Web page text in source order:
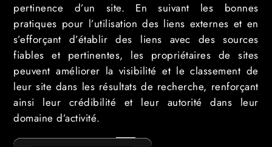
pertinence d’un site. En suivant les bonnes
pratiques pour l’utilisation des liens externes et en
s’efforçant d’établir des liens avec des sources
fiables et pertinentes, les propriétaires de sites
peuvent améliorer la visibilité et le classement de
leur site dans les résultats de recherche, renforçant
ainsi leur crédibilité et leur autorité dans leur
domaine d’activité.